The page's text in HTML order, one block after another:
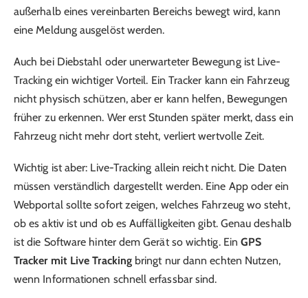
außerhalb eines vereinbarten Bereichs bewegt wird, kann
eine Meldung ausgelöst werden.
Auch bei Diebstahl oder unerwarteter Bewegung ist Live-
Tracking ein wichtiger Vorteil. Ein Tracker kann ein Fahrzeug
nicht physisch schützen, aber er kann helfen, Bewegungen
früher zu erkennen. Wer erst Stunden später merkt, dass ein
Fahrzeug nicht mehr dort steht, verliert wertvolle Zeit.
Wichtig ist aber: Live-Tracking allein reicht nicht. Die Daten
müssen verständlich dargestellt werden. Eine App oder ein
Webportal sollte sofort zeigen, welches Fahrzeug wo steht,
ob es aktiv ist und ob es Auffälligkeiten gibt. Genau deshalb
ist die Software hinter dem Gerät so wichtig. Ein GPS
Tracker mit Live Tracking bringt nur dann echten Nutzen,
wenn Informationen schnell erfassbar sind.